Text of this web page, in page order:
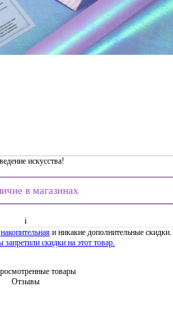
искусства!
в магазинах
ℹ
накопительнаяи никакие дополнительные скидки.
скидки на этот товар.
товары
Отзывы